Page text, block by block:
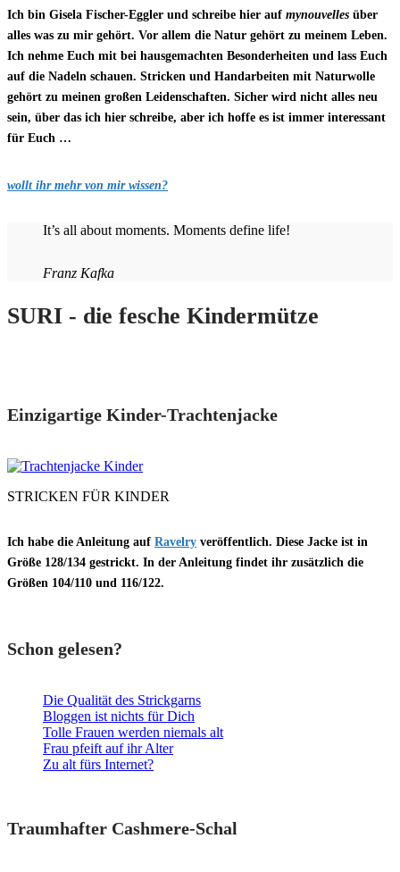
Ich bin Gisela Fischer-Eggler und schreibe hier auf mynouvelles über
alles was zu mir gehört. Vor allem die Natur gehört zu meinem Leben.
Ich nehme Euch mit bei hausgemachten Besonderheiten und lass Euch
auf die Nadeln schauen. Stricken und Handarbeiten mit Naturwolle
gehört zu meinen großen Leidenschaften. Sicher wird nicht alles neu
sein, über das ich hier schreibe, aber ich hoffe es ist immer interessant
für Euch …
wollt ihr mehr von mir wissen?
It’s all about moments. Moments define life!
Franz Kafka
SURI - die fesche Kindermütze
Einzigartige Kinder-Trachtenjacke
STRICKEN FÜR KINDER
Ich habe die Anleitung auf Ravelry veröffentlich. Diese Jacke ist in
Größe 128/134 gestrickt. In der Anleitung findet ihr zusätzlich die
Größen 104/110 und 116/122.
Schon gelesen?
Die Qualität des Strickgarns
Bloggen ist nichts für Dich
Tolle Frauen werden niemals alt
Frau pfeift auf ihr Alter
Zu alt fürs Internet?
Traumhafter Cashmere-Schal